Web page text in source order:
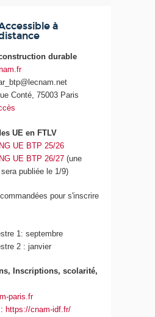
à
durable
Conté, 75003 Paris
UE en FTLV
UE BTP 25/26
UE BTP 26/27 (une
publiée le 1/9)
pour s'inscrire
1: septembre
2 : janvier
Inscriptions, scolarité,
paris.fr
https://cnam-idf.fr/